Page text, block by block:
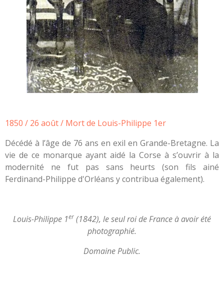
1850 / 26 août / Mort de Louis-Philippe 1er
Décédé à l’âge de 76 ans en exil en Grande-Bretagne. La
vie de ce monarque ayant aidé la Corse à s’ouvrir à la
modernité ne fut pas sans heurts (son fils ainé
Ferdinand-Philippe d'Orléans y contribua également).
Louis-Philippe 1er (1842), le seul roi de France à avoir été
photographié.
Domaine Public.